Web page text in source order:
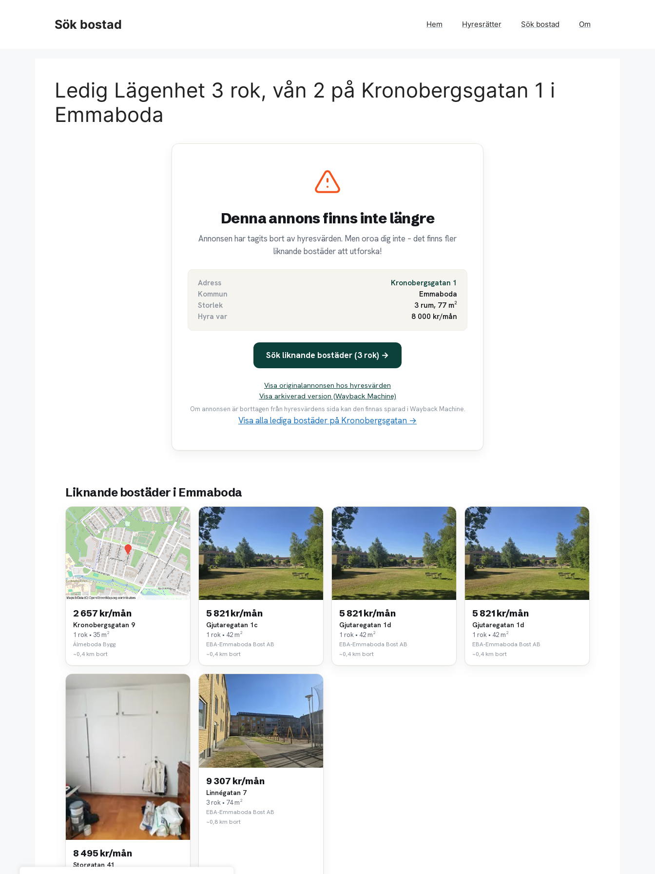
Sök bostad Hem Hyresrätter Sök bostad Om
Ledig Lägenhet 3 rok, vån 2 på Kronobergsgatan 1 i
Emmaboda
Denna annons finns inte längre
Annonsen har tagits bort av hyresvärden. Men oroa dig inte – det finns fler
liknande bostäder att utforska!
Adress
Kronobergsgatan 1
Kommun
Emmaboda
Storlek
3 rum, 77 m²
Hyra var
8 000 kr/mån
Sök liknande bostäder (3 rok) →
Visa originalannonsen hos hyresvärden
Visa arkiverad version (Wayback Machine)
Om annonsen är borttagen från hyresvärdens sida kan den finnas sparad i Wayback Machine.
Visa alla lediga bostäder på Kronobergsgatan →
Liknande bostäder i Emmaboda
2 657 kr/mån
Kronobergsgatan 9
1 rok • 35 m²
Älmeboda Bygg
~0,4 km bort
5 821 kr/mån
Gjutaregatan 1c
1 rok • 42 m²
EBA-Emmaboda Bost AB
~0,4 km bort
5 821 kr/mån
Gjutaregatan 1d
1 rok • 42 m²
EBA-Emmaboda Bost AB
~0,4 km bort
5 821 kr/mån
Gjutaregatan 1d
1 rok • 42 m²
EBA-Emmaboda Bost AB
~0,4 km bort
8 495 kr/mån
Storgatan 41
9 307 kr/mån
Linnégatan 7
3 rok • 74 m²
EBA-Emmaboda Bost AB
~0,8 km bort